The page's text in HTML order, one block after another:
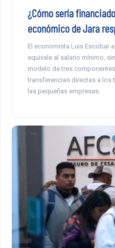
¿Cómo sería
económico de Jara
El economista Luis Escobar
equivale al salario mínimo,
modelo de tres
transferencias directas a los
las pequeñas empresas.